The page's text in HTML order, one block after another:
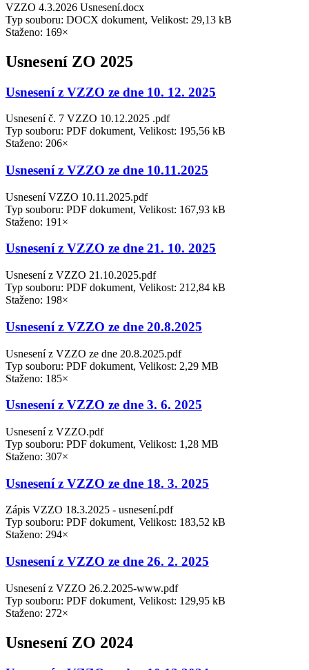
VZZO 4.3.2026 Usnesení.docx
Typ souboru: DOCX dokument, Velikost: 29,13 kB
Staženo: 169×
Usnesení ZO 2025
Usnesení z VZZO ze dne 10. 12. 2025
Usnesení č. 7 VZZO 10.12.2025 .pdf
Typ souboru: PDF dokument, Velikost: 195,56 kB
Staženo: 206×
Usnesení z VZZO ze dne 10.11.2025
Usnesení VZZO 10.11.2025.pdf
Typ souboru: PDF dokument, Velikost: 167,93 kB
Staženo: 191×
Usnesení z VZZO ze dne 21. 10. 2025
Usnesení z VZZO 21.10.2025.pdf
Typ souboru: PDF dokument, Velikost: 212,84 kB
Staženo: 198×
Usnesení z VZZO ze dne 20.8.2025
Usnesení z VZZO ze dne 20.8.2025.pdf
Typ souboru: PDF dokument, Velikost: 2,29 MB
Staženo: 185×
Usnesení z VZZO ze dne 3. 6. 2025
Usnesení z VZZO.pdf
Typ souboru: PDF dokument, Velikost: 1,28 MB
Staženo: 307×
Usnesení z VZZO ze dne 18. 3. 2025
Zápis VZZO 18.3.2025 - usnesení.pdf
Typ souboru: PDF dokument, Velikost: 183,52 kB
Staženo: 294×
Usnesení z VZZO ze dne 26. 2. 2025
Usnesení z VZZO 26.2.2025-www.pdf
Typ souboru: PDF dokument, Velikost: 129,95 kB
Staženo: 272×
Usnesení ZO 2024